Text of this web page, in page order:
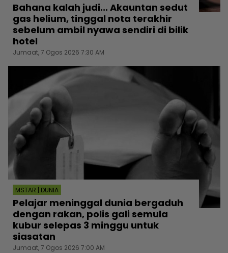
Bahana kalah judi... Akauntan sedut
gas helium, tinggal nota terakhir
sebelum ambil nyawa sendiri di bilik
hotel
Jumaat, 7 Ogos 2026 7:30 AM
MSTAR | DUNIA
Pelajar meninggal dunia bergaduh
dengan rakan, polis gali semula
kubur selepas 3 minggu untuk
siasatan
Jumaat, 7 Ogos 2026 7:00 AM